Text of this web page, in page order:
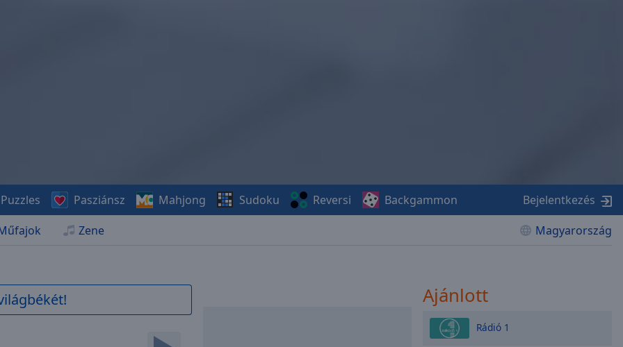
Zene Magyarország
Puzzles Pasziánsz Mahjong Sudoku Reversi Backgammon Bejelentkezés
Ajánlott
Rádió 1